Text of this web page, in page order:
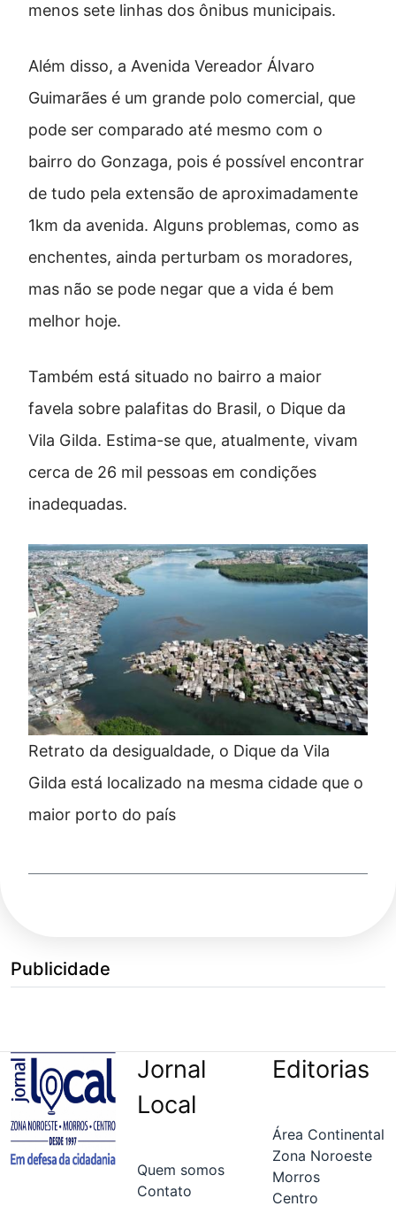
menos sete linhas dos ônibus municipais.
Além disso, a Avenida Vereador Álvaro
Guimarães é um grande polo comercial, que
pode ser comparado até mesmo com o
bairro do Gonzaga, pois é possível encontrar
de tudo pela extensão de aproximadamente
1km da avenida. Alguns problemas, como as
enchentes, ainda perturbam os moradores,
mas não se pode negar que a vida é bem
melhor hoje.
Também está situado no bairro a maior
favela sobre palafitas do Brasil, o Dique da
Vila Gilda. Estima-se que, atualmente, vivam
cerca de 26 mil pessoas em condições
inadequadas.
Retrato da desigualdade, o Dique da Vila
Gilda está localizado na mesma cidade que o
maior porto do país
Publicidade
Jornal
Local
Quem somos
Contato
Editorias
Área Continental
Zona Noroeste
Morros
Centro